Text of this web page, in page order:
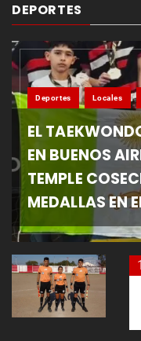
DEPORTES
Deportes Locales
EL
EN BUENOS
TEMPLE
MEDALLAS EN